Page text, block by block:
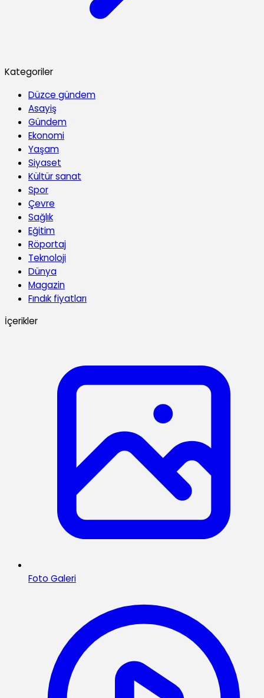
Kategoriler
Düzce gündem
Asayiş
Gündem
Ekonomi
Yaşam
Siyaset
Kültür sanat
Spor
Çevre
Sağlık
Eğitim
Röportaj
Teknoloji
Dünya
Magazin
Fındık fiyatları
İçerikler
Foto Galeri